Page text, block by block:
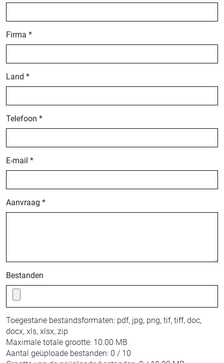
Firma *
Land *
Telefoon *
E-mail *
Aanvraag *
Bestanden
Toegestane bestandsformaten: pdf, jpg, png, tif, tiff, doc,
docx, xls, xlsx, zip
Maximale totale grootte: 10.00 MB
Aantal geüploade bestanden: 0 / 10